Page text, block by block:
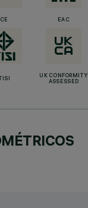
CE EAC
TISI
UK CONFORMITY
ASSESSED